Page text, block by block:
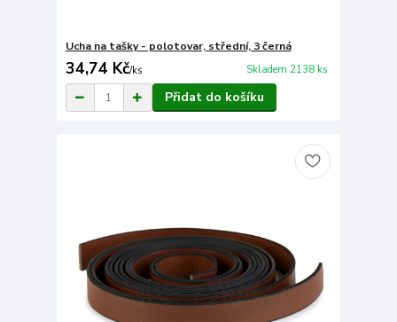
Ucha na tašky - polotovar, střední, 3 černá
34,74 Kč/ks Skladem 2138 ks
Přidat do košíku